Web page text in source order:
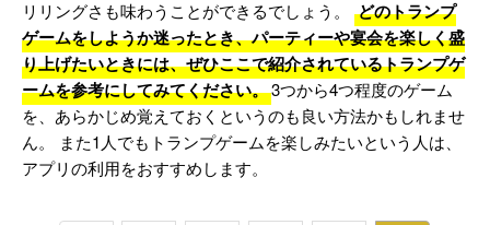
リリングさも味わうことができるでしょう。
どのトランプ
ゲームをしようか迷ったとき、パーティーや宴会を楽しく盛
り上げたいときには、ぜひここで紹介されているトランプゲ
ームを参考にしてみてください。3つから4つ程度のゲーム
を、あらかじめ覚えておくというのも良い方法かもしれませ
ん。 また1人でもトランプゲームを楽しみたいという人は、
アプリの利用をおすすめします。